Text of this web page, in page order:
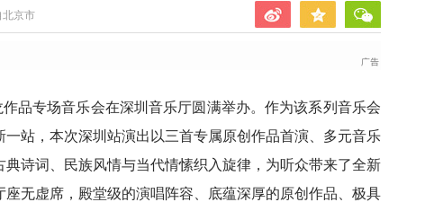
北京市
品专场音乐会在深圳音乐厅圆满举办。作为该系列音乐会
站，本次深圳站演出以三首专属原创作品首演、多元音乐
诗词、民族风情与当代情愫织入旋律，为听众带来了全新
无虚席，殿堂级的演唱阵容、底蕴深厚的原创作品、极具